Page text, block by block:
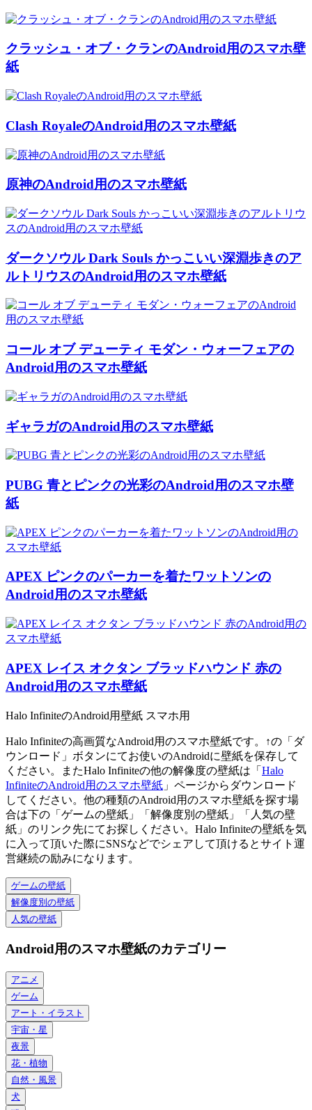
クラッシュ・オブ・クランのAndroid用のスマホ壁
紙
Clash RoyaleのAndroid用のスマホ壁紙
原神のAndroid用のスマホ壁紙
ダークソウル Dark Souls かっこいい深淵歩きのア
ルトリウスのAndroid用のスマホ壁紙
コール オブ デューティ モダン・ウォーフェアの
Android用のスマホ壁紙
ギャラガのAndroid用のスマホ壁紙
PUBG 青とピンクの光彩のAndroid用のスマホ壁
紙
APEX ピンクのパーカーを着たワットソンの
Android用のスマホ壁紙
APEX レイス オクタン ブラッドハウンド 赤の
Android用のスマホ壁紙
Halo InfiniteのAndroid用壁紙 スマホ用
Halo Infiniteの高画質なAndroid用のスマホ壁紙です。↑の「ダ
ウンロード」ボタンにてお使いのAndroidに壁紙を保存して
ください。またHalo Infiniteの他の解像度の壁紙は「 Halo
InfiniteのAndroid用のスマホ壁紙 」ページからダウンロード
してください。他の種類のAndroid用のスマホ壁紙を探す場
合は下の「ゲームの壁紙」「解像度別の壁紙」「人気の壁
紙」のリンク先にてお探しください。Halo Infiniteの壁紙を気
に入って頂いた際にSNSなどでシェアして頂けるとサイト運
営継続の励みになります。
ゲームの壁紙
解像度別の壁紙
人気の壁紙
Android用のスマホ壁紙のカテゴリー
アニメ
ゲーム
アート・イラスト
宇宙・星
夜景
花・植物
自然・風景
犬